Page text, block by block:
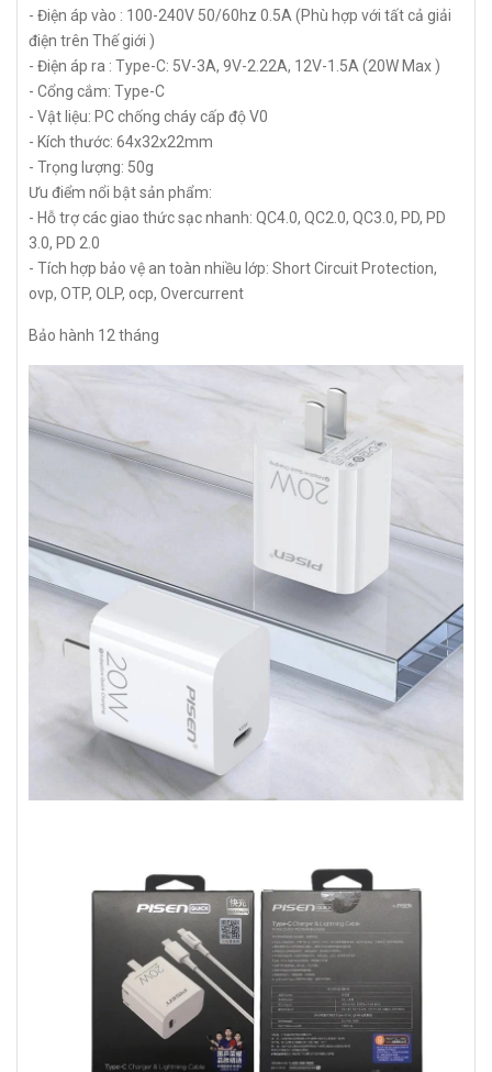
- Điện áp vào : 100-240V 50/60hz 0.5A (Phù hợp với tất cả giải
điện trên Thế giới )
- Điện áp ra : Type-C: 5V-3A, 9V-2.22A, 12V-1.5A (20W Max )
- Cổng cắm: Type-C
- Vật liệu: PC chống cháy cấp độ V0
- Kích thước: 64x32x22mm
- Trọng lượng: 50g
Ưu điểm nổi bật sản phẩm:
- Hỗ trợ các giao thức sạc nhanh: QC4.0, QC2.0, QC3.0, PD, PD
3.0, PD 2.0
- Tích hợp bảo vệ an toàn nhiều lớp: Short Circuit Protection,
ovp, OTP, OLP, ocp, Overcurrent
Bảo hành 12 tháng